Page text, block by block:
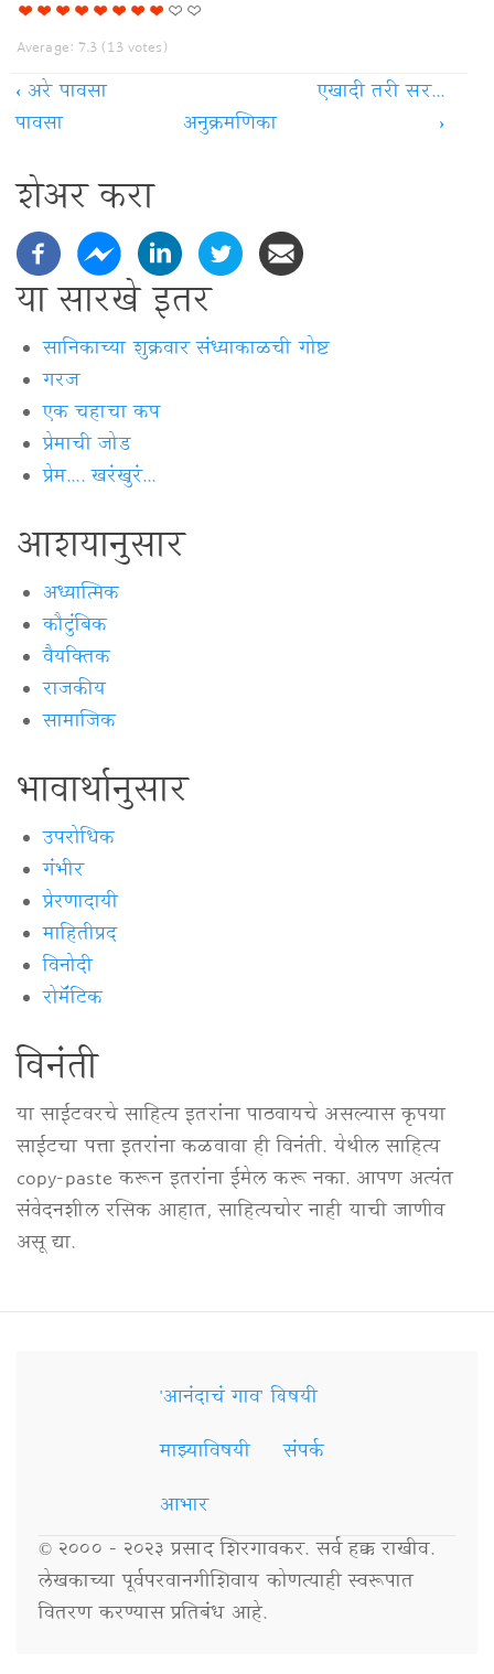
Average: 7.3 (13votes)
‹ अरे पावसा
पावसा
अनुक्रमणिका
एखादी तरी सर...
›
शेअर करा
या सारखे इतर
सानिकाच्या शुक्रवार संध्याकाळची गोष्ट
गरज
एक चहाचा कप
प्रेमाची जोड
प्रेम.... खरंखुरं...
आशयानुसार
अध्यात्मिक
कौटुंबिक
वैयक्‍तिक
राजकीय
सामाजिक
भावार्थानुसार
उपरोधिक
गंभीर
प्रेरणादायी
माहितीप्रद
विनोदी
रोमॅंटिक
विनंती
या साईटवरचे साहित्य इतरांना पाठवायचे असल्यास कृपया
साईटचा पत्ता इतरांना कळवावा ही विनंती. येथील साहित्य
copy-paste करून इतरांना ईमेल करू नका. आपण अत्यंत
संवेदनशील रसिक आहात, साहित्यचोर नाही याची जाणीव
असू द्या.
Secondary'आनंदाचं गाव' विषयी
माझ्याविषयी
संपर्क
आभार
© २००० - २०२३ प्रसाद शिरगावकर. सर्व हक्क राखीव.
लेखकाच्या पूर्वपरवानगीशिवाय कोणत्याही स्वरूपात
वितरण करण्यास प्रतिबंध आहे.